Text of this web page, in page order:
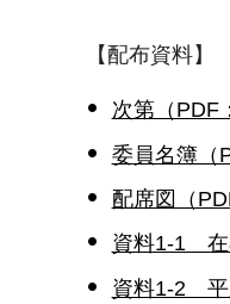
【配布資料】
次第（PDF
委員名簿（
配席図（
資料1-1 在
資料1-2 平